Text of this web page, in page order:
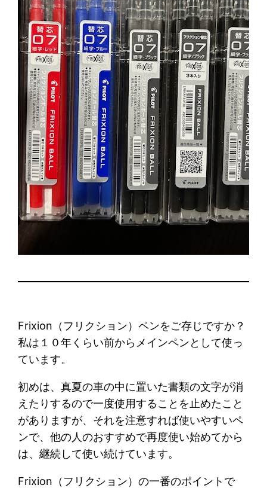
Frixion（フリクション）ペンをご存じですか？
私は１０年くらい前からメインペンとして使っ
ています。
初めは、真夏の車の中に置いた書類の文字が消
えたりするので一度使用することを止めたこと
がありますが、それを注意すれば使いやすいペ
ンで、他の人のおすすめで再度使い始めてから
は、継続して使い続けています。
Frixion（フリクション）の一番のポイントで